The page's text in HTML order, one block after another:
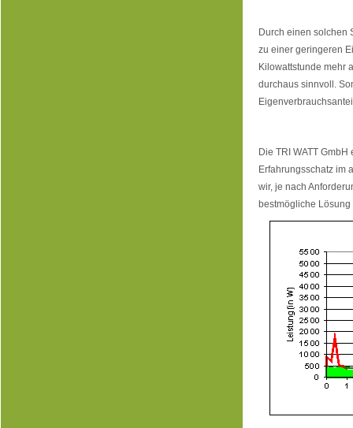
Durch einen solchen
zu einer geringeren
Kilowattstunde mehr
durchaus sinnvoll.
Die TRI WATT
Erfahrungsschatz im
wir, je nach
bestmögliche